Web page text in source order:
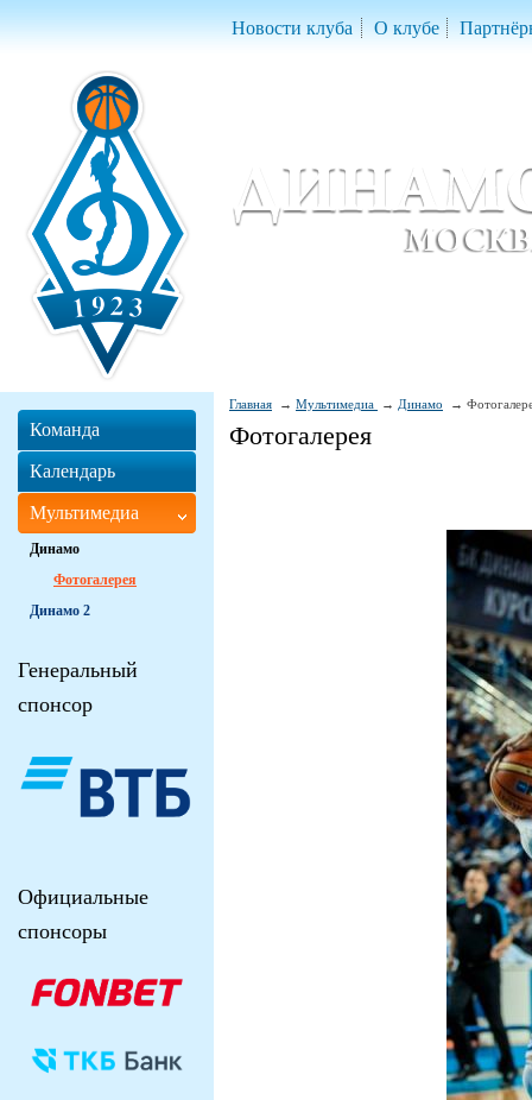
Новости клуба О клубе
Главная Мультимедиа Динамо
Фотогалерея
Команда
Календарь
Мультимедиа
Динамо
Фотогалерея
Динамо 2
Генеральный
спонсор
Официальные
спонсоры